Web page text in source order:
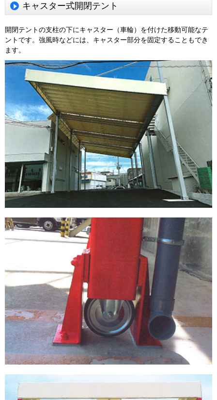
キャスター式開閉テント
開閉テントの支柱の下にキャスター（車輪）を付けた移動可能なテ
ントです。強風時などには、キャスター部分を固定することもでき
ます。